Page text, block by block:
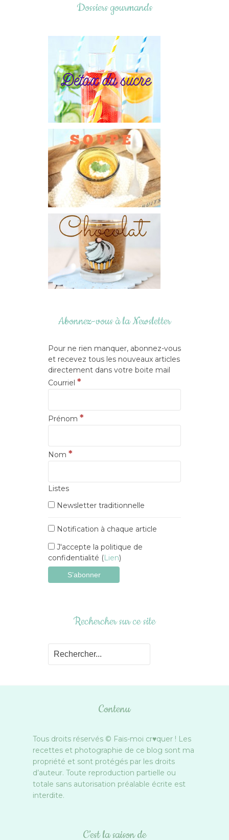
Dossiers gourmands
Abonnez-vous à la Newsletter
Pour ne rien manquer, abonnez-vous
et recevez tous les nouveaux articles
directement dans votre boite mail
Courriel *
Prénom *
Nom *
Listes
Newsletter traditionnelle
Notification à chaque article
J'accepte la politique de
confidentialité (Lien)
Rechercher sur ce site
Contenu
Tous droits réservés © Fais-moi cr♥quer ! Les
recettes et photographie de ce blog sont ma
propriété et sont protégés par les droits
d’auteur. Toute reproduction partielle ou
totale sans autorisation préalable écrite est
interdite.
C’est la saison de